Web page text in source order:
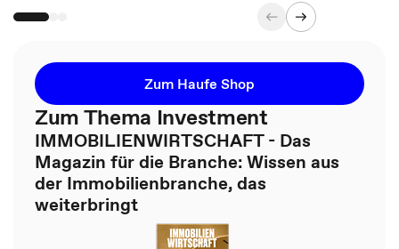
Zum Haufe Shop
Zum Thema Investment
IMMOBILIENWIRTSCHAFT - Das
Magazin für die Branche: Wissen aus
der Immobilienbranche, das
weiterbringt